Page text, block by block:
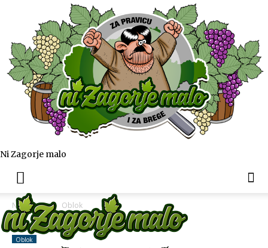
Ni Zagorje malo
Naslovnica Oblok
Oblok